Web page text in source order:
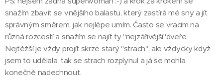
snažím zbavit se vnějšího balastu, který zastírá mé sny a jít
správným směrem, jak nejlépe umím. Často se vracím na
různá rozcestí a snažím se najít ty "nejzářivější"dveře.
Nejtěžší je vždy projít skrze starý "strach", ale vždycky když
jsem to udělala, tak se strach rozplynul a já se mohla
konečně nadechnout.